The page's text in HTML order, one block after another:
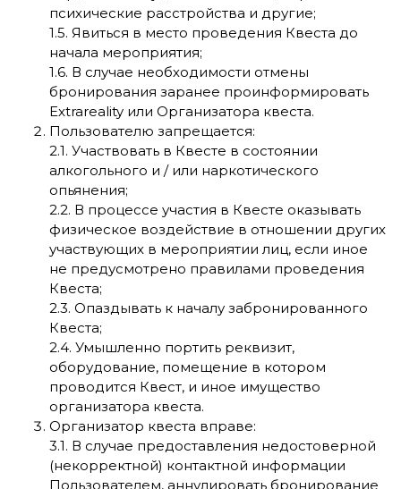
психические расстройства и другие;
1.5. Явиться в место проведения Квеста до
начала мероприятия;
1.6. В случае необходимости отмены
бронирования заранее проинформировать
Extrareality или Организатора квеста.
Пользователю запрещается:
2.1. Участвовать в Квесте в состоянии
алкогольного и / или наркотического
опьянения;
2.2. В процессе участия в Квесте оказывать
физическое воздействие в отношении других
участвующих в мероприятии лиц, если иное
не предусмотрено правилами проведения
Квеста;
2.3. Опаздывать к началу забронированного
Квеста;
2.4. Умышленно портить реквизит,
оборудование, помещение в котором
проводится Квест, и иное имущество
организатора квеста.
Организатор квеста вправе:
3.1. В случае предоставления недостоверной
(некорректной) контактной информации
Пользователем, аннулировать бронирование